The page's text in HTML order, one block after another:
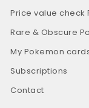
Price value check
Rare & Obscure
My Pokemon
Subscriptions
Contact